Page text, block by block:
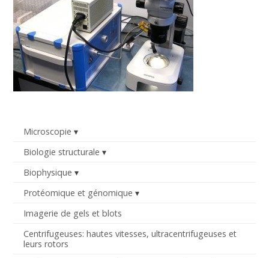
Microscopie
Biologie structurale
Biophysique
Protéomique et génomique
Imagerie de gels et blots
Centrifugeuses: hautes vitesses, ultracentrifugeuses et
leurs rotors